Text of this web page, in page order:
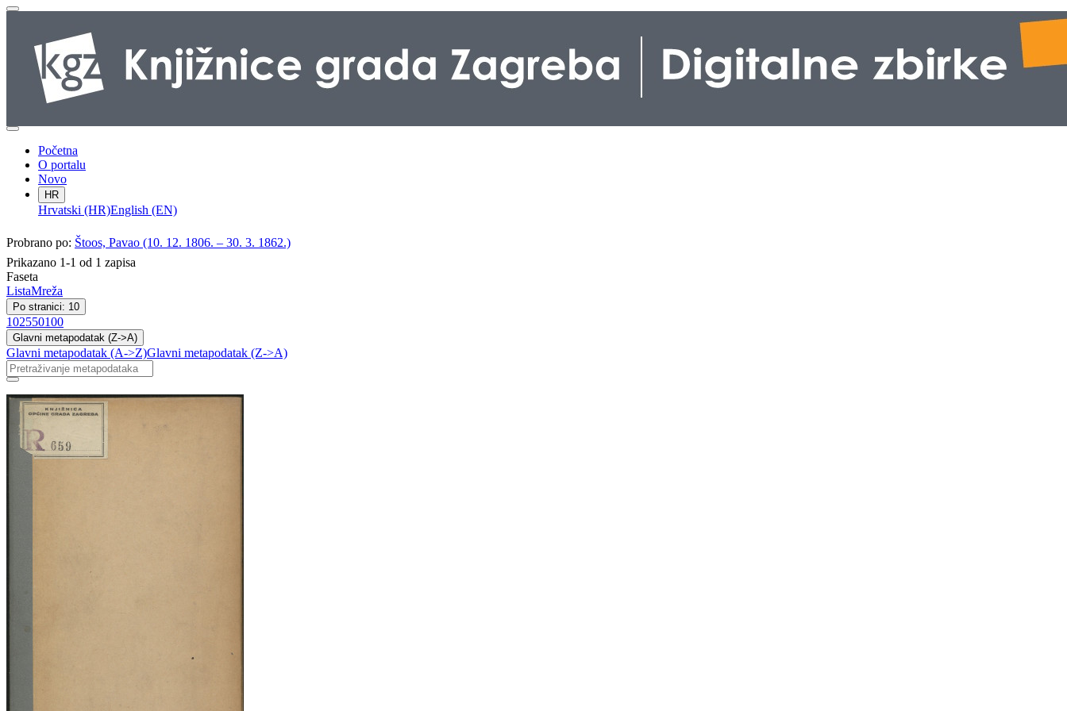
Početna
O portalu
Novo
HR
Hrvatski (HR)English (EN)
Probrano po: Štoos, Pavao (10. 12. 1806. – 30. 3. 1862.)
Prikazano 1-1 od 1 zapisa
Faseta
ListaMreža
Po stranici: 10
102550100
Glavni metapodatak (Z->A)
Glavni metapodatak (A->Z)Glavni metapodatak (Z->A)